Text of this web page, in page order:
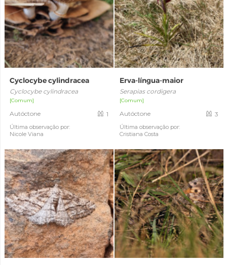
Cyclocybe cylindracea
Cyclocybe cylindracea
[Comum]
Autóctone
Última observação por:
Nicole Viana
1
Erva-língua-maior
Serapias cordigera
[Comum]
Autóctone
Última observação por:
Cristiana Costa
3